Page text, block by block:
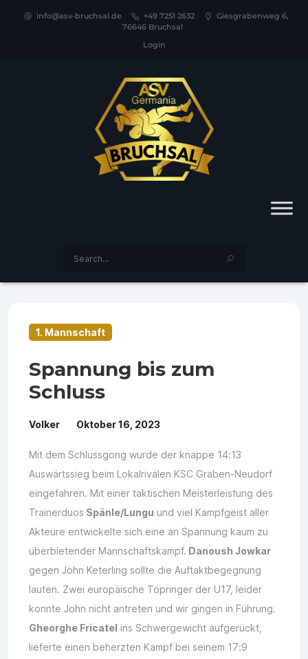
info@asv-bruchsal.de +49 7251 2632
Giesgrabenweg 6,
76646 Bruchsal
Login
1. Mannschaft
Spannung bis zum
Schluss
Volker Oktober 16, 2023
Mit dem Schlussgong wurde der knappe 14:13
Auswärtssieg beim Lokalrivalen KSC Graben-Neudorf
eingefahren. Mit einer taktischen Meisterleistung des
Trainerduos Spänle/Lungu und viel Kampfgeist aller
Akteure entwickelte sich eine an Spannung kaum zu
überbietender Mannschaftskampf. Danoush Jowkar
gegen John Keterling sollte die Auftaktbegegnung
lauten. Zwei europäische Topringer der U17, leider
konnte John nicht antreten und wir gingen in Führung.
Gheorghe Fricatel ins Schwergewicht aufgerückt,
lieferte einen beherzten Kampf bei seinem 17:9